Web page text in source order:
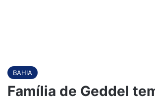
BAHIA
Família de Geddel